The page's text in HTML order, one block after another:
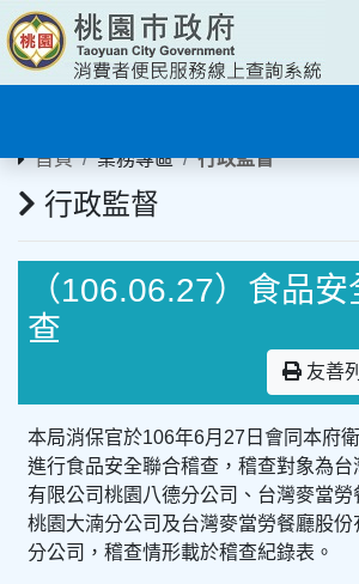
首頁 業務專區 行政監督
行政監督
（106.06.27）食品
查
友善
本局消保官於106年6月27日會同本府
進行食品安全聯合稽查，稽查對象為
有限公司桃園八德分公司、台灣麥當勞
桃園大湳分公司及台灣麥當勞餐廳股
分公司，稽查情形載於稽查紀錄表。